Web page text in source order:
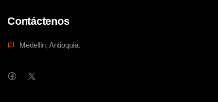
Contáctenos
Medellin, Antioquia.